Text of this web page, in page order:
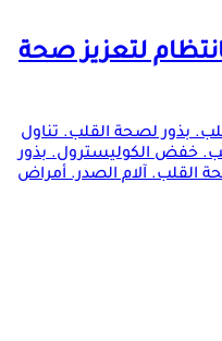
لتعزيز صحة
بذور لصحة القلب. تناول
خفض الكوليسترول. بذور
القلب. آلام الصدر. أمراض